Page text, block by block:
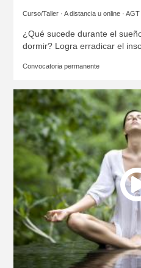
Curso/Taller · A distancia u online · AGT
¿Qué sucede durante el
dormir? Logra erradicar el
Convocatoria permanente